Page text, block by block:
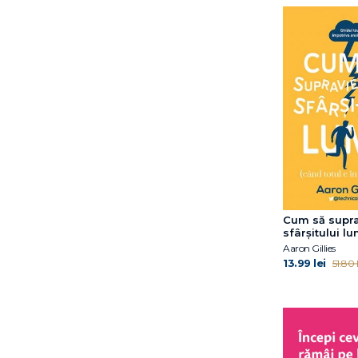
Cum să
sfârșitului
Aaron Gillies
13.99 lei 51.80